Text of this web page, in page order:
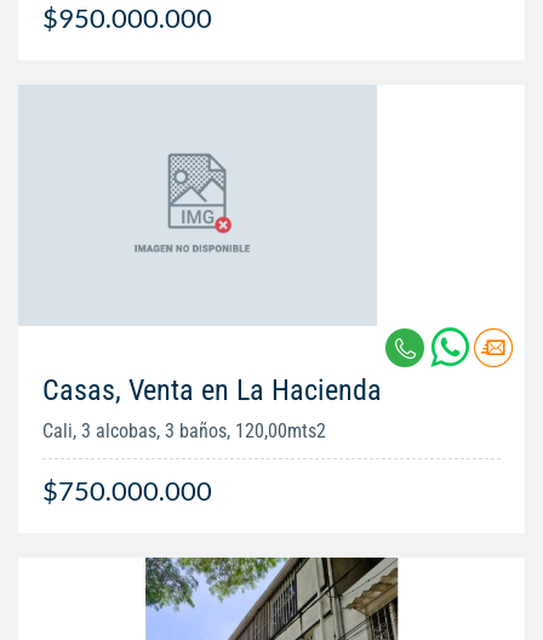
$950.000.000
Casas, Venta en La Hacienda
Cali, 3 alcobas, 3 baños, 120,00mts2
$750.000.000